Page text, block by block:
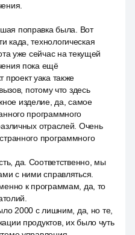
поправка была. Вот
када, технологическая
уже сейчас на текущей
пока ещё
уака также
потому что здесь
изделие, да, самое
программного
отраслей. Очень
программного
да. Соответственно, мы
с ними справляться.
к программам, да, то
2000 с лишним, да, но те,
продуктов, их было чуть